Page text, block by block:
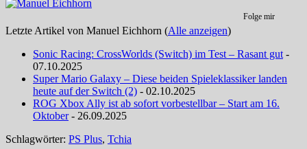
Folge mir
Letzte Artikel von Manuel Eichhorn (Alle anzeigen)
Sonic Racing: CrossWorlds (Switch) im Test – Rasant gut -
07.10.2025
Super Mario Galaxy – Diese beiden Spieleklassiker landen
heute auf der Switch (2) - 02.10.2025
ROG Xbox Ally ist ab sofort vorbestellbar – Start am 16.
Oktober- 26.09.2025
Schlagwörter: PS Plus, Tchia